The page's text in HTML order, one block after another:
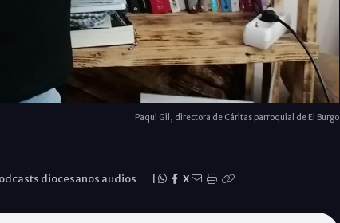
Paqui Gil, directora de Cáritas parroquial de El Burgo
diocesanos audios X